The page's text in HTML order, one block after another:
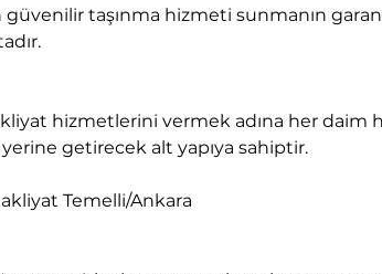
getirecek alt yapıya sahiptir.
Temelli/Ankara